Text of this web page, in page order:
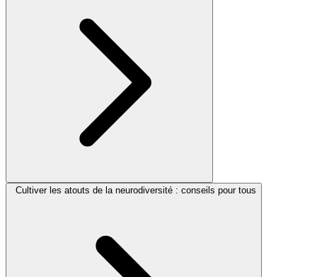
Cultiver les atouts de la neurodiversité : conseils pour tous